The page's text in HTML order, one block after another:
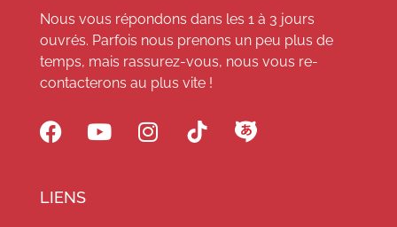
Nous vous répondons dans les 1 à 3 jours
ouvrés. Parfois nous prenons un peu plus de
temps, mais rassurez-vous, nous vous re-
contacterons au plus vite !
LIENS